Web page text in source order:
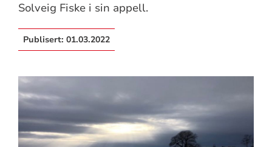
Solveig Fiske i sin appell.
Publisert: 01.03.2022